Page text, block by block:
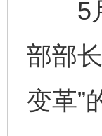
5月
部部
变革”